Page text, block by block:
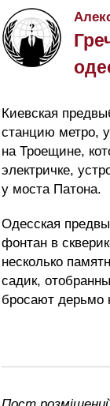
Киевская
станцию метро,
на Троещине,
электричке,
у моста Патона.
Одесская
фонтан в
несколько
садик,
бросают дерьмо